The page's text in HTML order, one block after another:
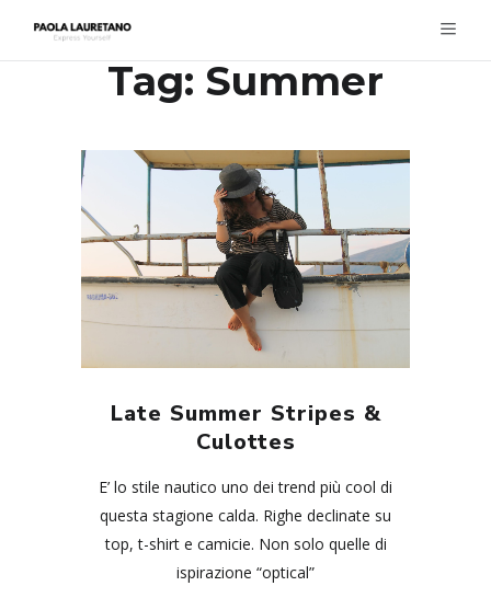
Tag: Summer
Late Summer Stripes &
Culottes
E’ lo stile nautico uno dei trend più cool di
questa stagione calda. Righe declinate su
top, t-shirt e camicie. Non solo quelle di
ispirazione “optical”